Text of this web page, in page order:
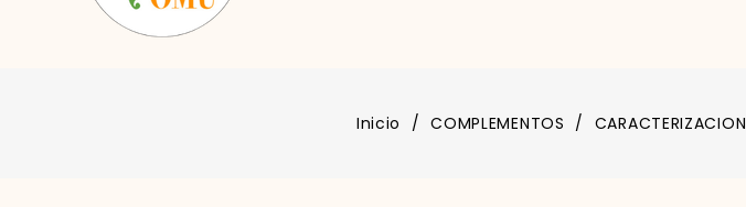
Inicio COMPLEMENTOS CARACTERIZACION